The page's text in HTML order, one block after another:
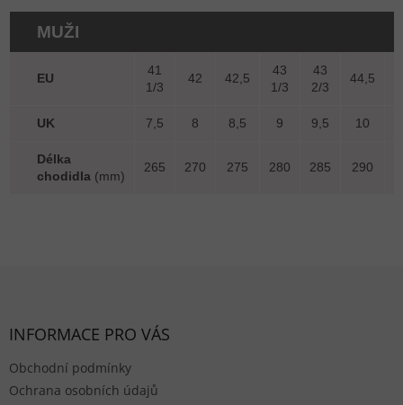
MUŽI
EU
41
1/3
42 42,5
43
1/3
43
2/3
44,5
UK 7,5 8 8,5 9 9,5 10
Délka
chodidla (mm)
265 270 275 280 285 290
INFORMACE PRO VÁS
Obchodní podmínky
Ochrana osobních údajů